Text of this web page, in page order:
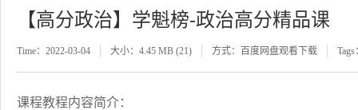
【高分政治】学魁榜-政治高分精品课
Time：2022-03-04 大小：4.45 MB (21) 方式：百度网盘观看下载 Tags
课程教程内容简介：